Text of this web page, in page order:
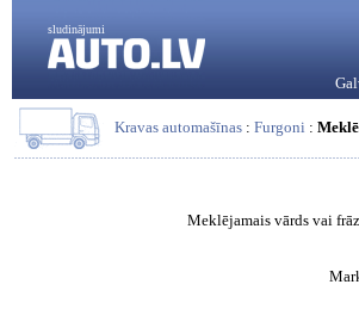
sludinājumi
Kravas automašīnas : Furgoni :
Meklējamais vārds vai